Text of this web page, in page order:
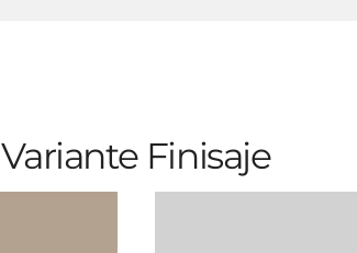
Variante Finisaje